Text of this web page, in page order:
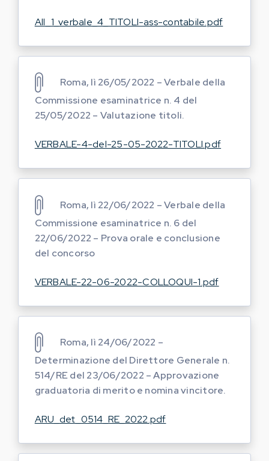
All_1_verbale_4_TITOLI-ass-contabile.pdf
Roma, lì 26/05/2022 – Verbale della
Commissione esaminatrice n. 4 del
25/05/2022 – Valutazione titoli.
VERBALE-4-del-25-05-2022-TITOLI.pdf
Roma, lì 22/06/2022 – Verbale della
Commissione esaminatrice n. 6 del
22/06/2022 – Prova orale e conclusione
del concorso
VERBALE-22-06-2022-COLLOQUI-1.pdf
Roma, lì 24/06/2022 –
Determinazione del Direttore Generale n.
514/RE del 23/06/2022 – Approvazione
graduatoria di merito e nomina vincitore.
ARU_det_0514_RE_2022.pdf